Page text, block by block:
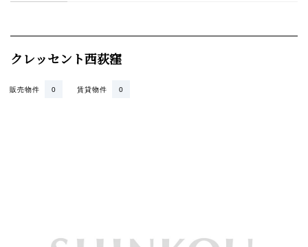
クレッセント西荻窪
賃貸物件 0
販売物件 0